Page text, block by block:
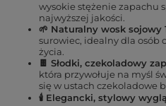
wysokie stężenie zapachu
najwyższej jakości.
🌱 Naturalny wosk sojowy
surowiec, idealny dla osób
życia.
🍫 Słodki, czekoladowy
która przywołuje na myśl
się w ustach czekoladowe
🕯️ Elegancki, stylowy